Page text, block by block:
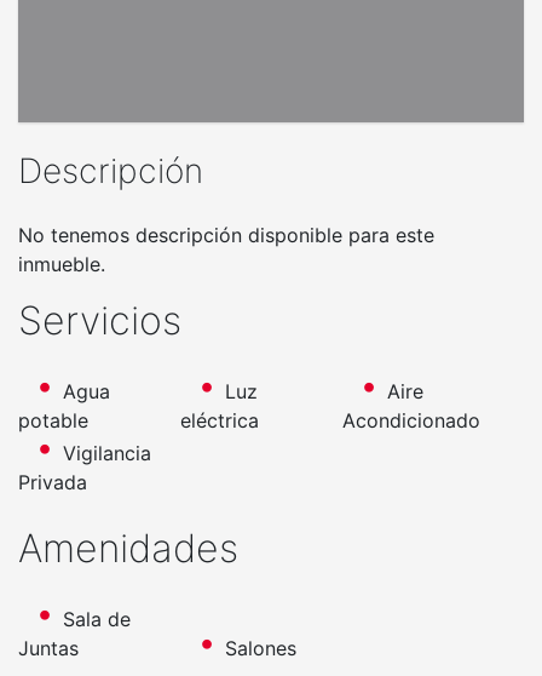
Descripción
No tenemos descripción disponible para este
inmueble.
Servicios
Agua
potable
Luz
eléctrica
Aire
Acondicionado
Vigilancia
Privada
Amenidades
Sala de
Juntas
Salones